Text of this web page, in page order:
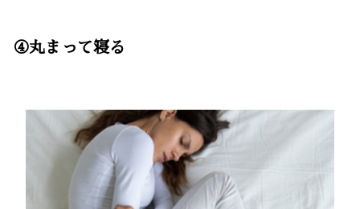
④丸まって寝る